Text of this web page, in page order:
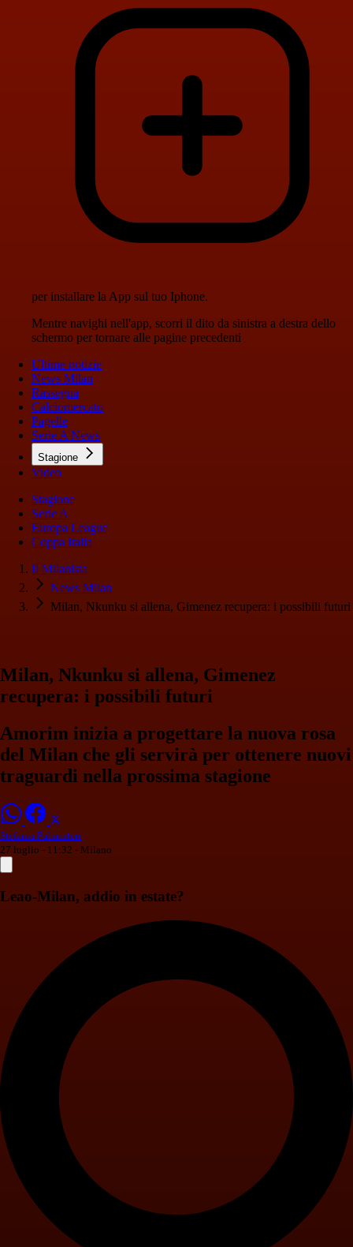
per installare la App sul tuo Iphone.
Mentre navighi nell'app, scorri il dito da sinistra a destra dello
schermo per tornare alle pagine precedenti
Ultime notizie
News Milan
Rassegna
Calciomercato
Pagelle
Serie A News
Stagione
Video
Stagione
Serie A
Europa League
Coppa Italia
Il Milanista
News Milan
Milan, Nkunku si allena, Gimenez recupera: i possibili futuri
Milan, Nkunku si allena, Gimenez
recupera: i possibili futuri
Amorim inizia a progettare la nuova rosa
del Milan che gli servirà per ottenere nuovi
traguardi nella prossima stagione
Stefania Palminteri
27 luglio - 11:32 - Milano
Leao-Milan, addio in estate?